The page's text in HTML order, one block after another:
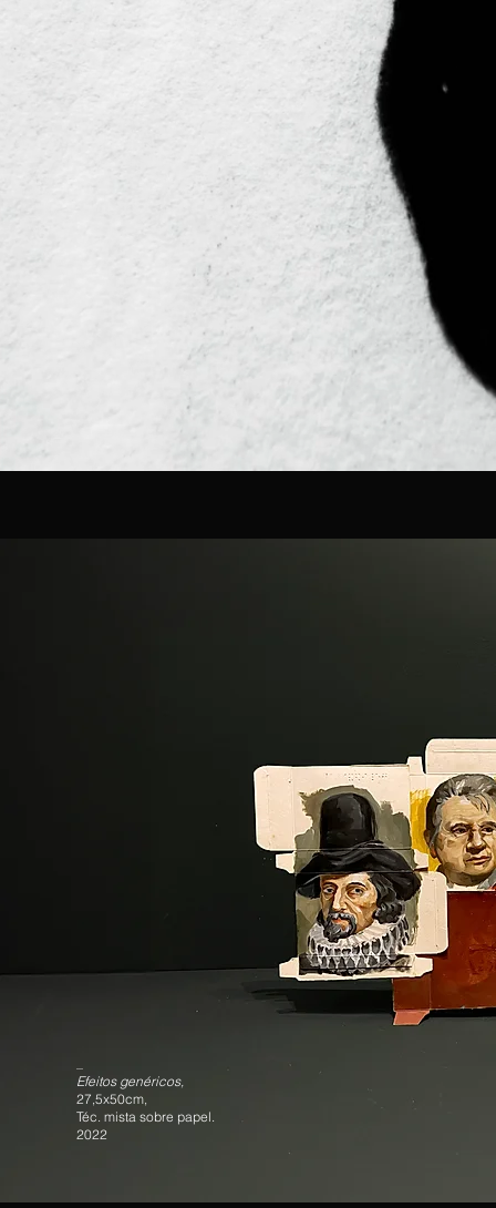
Efeitos genéricos,
27,5x50cm,
Téc. mista sobre papel.
2022